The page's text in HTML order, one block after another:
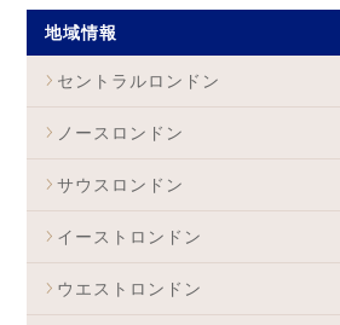
地域情報
セントラルロンドン
ノースロンドン
サウスロンドン
イーストロンドン
ウエストロンドン